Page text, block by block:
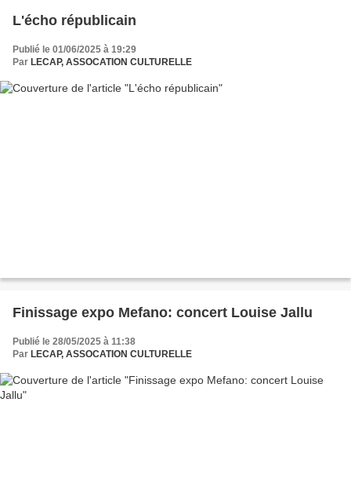
L'écho républicain
Publié le 01/06/2025 à 19:29
Par LECAP, ASSOCATION CULTURELLE
Finissage expo Mefano: concert Louise Jallu
Publié le 28/05/2025 à 11:38
Par LECAP, ASSOCATION CULTURELLE